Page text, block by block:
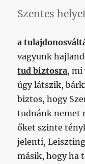
Szentes
a
vagyunk
tud biztosra, mi
úgy látszik,
biztos, hogy
tudnánk nemet
őket szinte
jelenti,
másik, hogy ha